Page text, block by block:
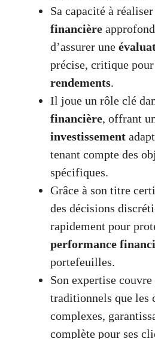
Sa capacité à
financière
d’assurer une
précise, critique pour
rendements.
Il joue un rôle clé
financière, offrant
investissement
tenant compte des
spécifiques.
Grâce à son titre
des décisions
rapidement pour
performance
portefeuilles.
Son expertise
traditionnels que les
complexes,
complète pour ses